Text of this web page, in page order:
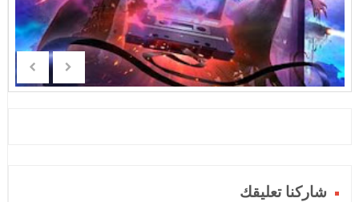
شاركنا تعليقك